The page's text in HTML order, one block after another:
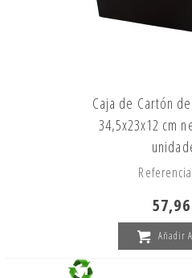
Caja de Cartón
34,5x23x12 cm
Añadir